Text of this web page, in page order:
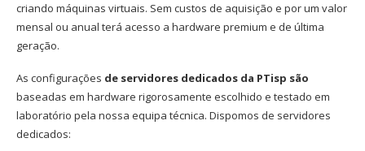
criando máquinas virtuais. Sem custos de aquisição e por um valor
mensal ou anual terá acesso a hardware premium e de última
geração.
As configurações de servidores dedicados da PTisp são
baseadas em hardware rigorosamente escolhido e testado em
laboratório pela nossa equipa técnica. Dispomos de servidores
dedicados: